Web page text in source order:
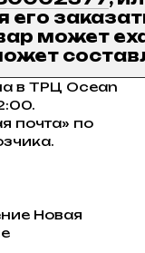
его
может
в ТРЦ Ocean
почта» по
Новая